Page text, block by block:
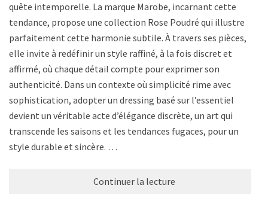
quête intemporelle. La marque Marobe, incarnant cette
tendance, propose une collection Rose Poudré qui illustre
parfaitement cette harmonie subtile. À travers ses pièces,
elle invite à redéfinir un style raffiné, à la fois discret et
affirmé, où chaque détail compte pour exprimer son
authenticité. Dans un contexte où simplicité rime avec
sophistication, adopter un dressing basé sur l’essentiel
devient un véritable acte d’élégance discrète, un art qui
transcende les saisons et les tendances fugaces, pour un
style durable et sincère. …
Continuer la lecture